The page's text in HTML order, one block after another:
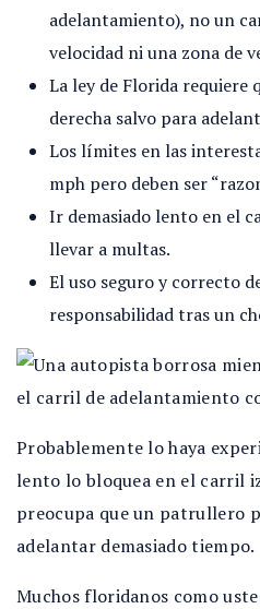
adelantamiento), no un
velocidad ni una zona de
La ley de Florida requiere
derecha salvo para
Los límites en las
mph pero deben ser
Ir demasiado lento en el
llevar a multas.
El uso seguro y correcto
responsabilidad tras un
Probablemente lo haya
lento lo bloquea en el carril
preocupa que un patrullero
adelantar demasiado tiempo.
Muchos floridanos como